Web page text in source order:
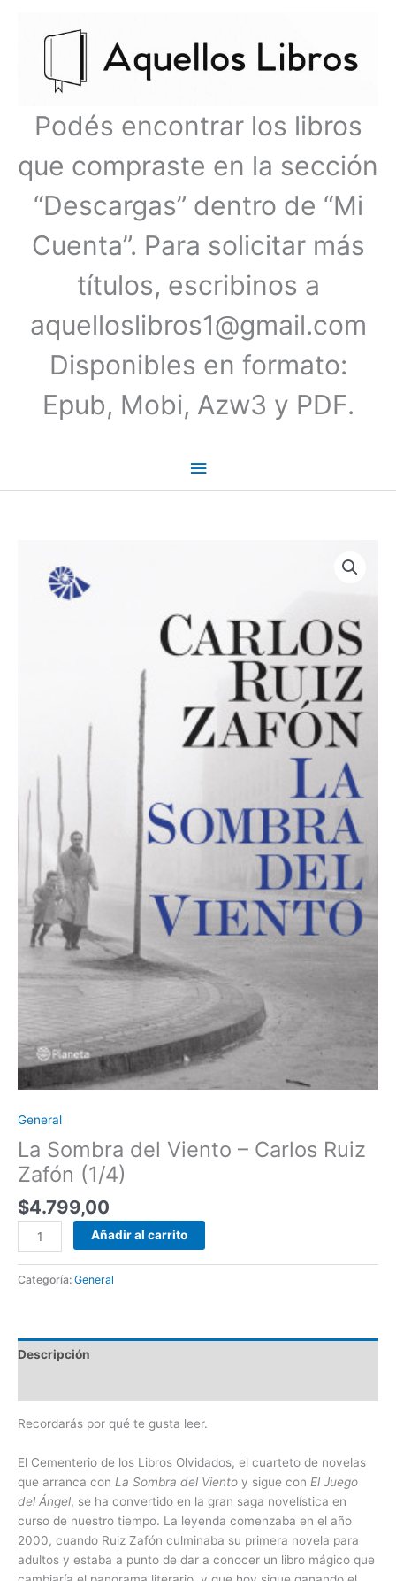
Podés encontrar los libros
que compraste en la sección
“Descargas” dentro de “Mi
Cuenta”. Para solicitar más
títulos, escribinos a
aquelloslibros1@gmail.com
Disponibles en formato:
Epub, Mobi, Azw3 y PDF.
principal
General
La Sombra del Viento – Carlos Ruiz
Zafón (1/4)
$4.799,00
Sombra
Añadir al carrito
Categoría: General
Descripción
Recordarás por qué te gusta leer.
El Cementerio de los Libros Olvidados, el cuarteto de novelas
que arranca con La Sombra del Viento y sigue con El Juego
del Ángel, se ha convertido en la gran saga novelística en
curso de nuestro tiempo. La leyenda comenzaba en el año
2000, cuando Ruiz Zafón culminaba su primera novela para
adultos y estaba a punto de dar a conocer un libro mágico que